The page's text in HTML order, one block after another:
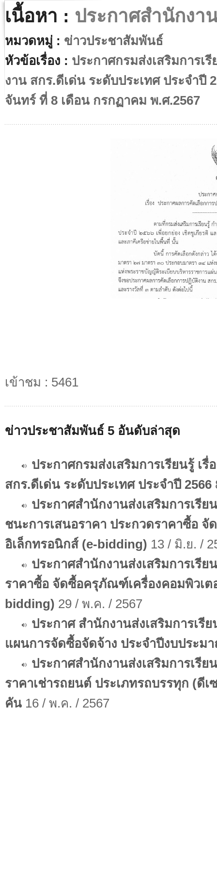
เนื้อหา : ประกาศสำนักงา
หมวดหมู่ : ข่าวประชาสัมพันธ์
หัวข้อเรื่อง : ประกาศกรมส่งเสริมการเ
งาน สกร.ดีเด่น ระดับประเทศ ประจำปี
จันทร์ ที่ 8 เดือน กรกฏาคม พ.ศ.2567
เข้าชม : 5461
ข่าวประชาสัมพันธ์ 5 อันดับล่าสุด
ประกาศกรมส่งเสริมการเรียนรู้ เ
สกร.ดีเด่น ระดับประเทศ ประจำปี 2566
ประกาศสำนักงานส่งเสริมการเรีย
ชนะการเสนอราคา ประกวดราคาซื้อ
อิเล็กทรอนิกส์ (e-bidding) 13 / มิ.ย. /
ประกาศสำนักงานส่งเสริมการเรีย
ราคาซื้อ จัดซื้อครุภัณฑ์เครื่องคอมพิวเต
bidding) 29 / พ.ค. / 2567
ประกาศ สำนักงานส่งเสริมการเรีย
แผนการจัดซื้อจัดจ้าง ประจำปีงบประม
ประกาศสำนักงานส่งเสริมการเรีย
ราคาเช่ารถยนต์ ประเภทรถบรรทุก (ดี
คัน 16 / พ.ค. / 2567